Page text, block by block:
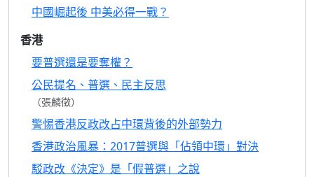
中國崛起後 中美必得一戰？
香港
要普選還是要奪權？
公民提名、普選、民主反思
（張麟徵）
警惕香港反政改占中環背後的外部勢力
香港政治風暴：2017普選與「佔領中環」對決
駁政改《決定》是「假普選」之說